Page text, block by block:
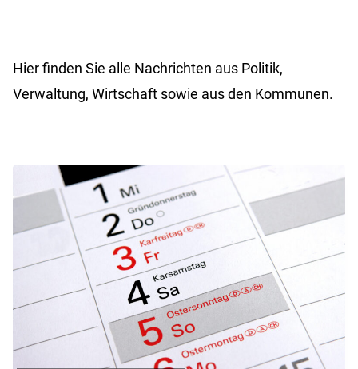
Hier finden Sie alle Nachrichten aus Politik,
Verwaltung, Wirtschaft sowie aus den Kommunen.